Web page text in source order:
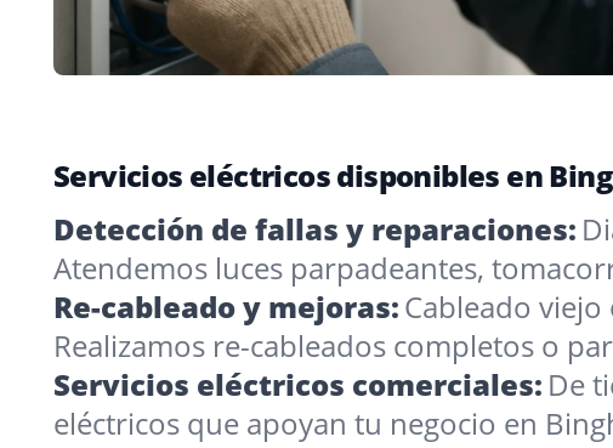
Servicios eléctricos disponibles en
Detección de fallas y reparaciones:
Atendemos luces parpadeantes,
Re-cableado y mejoras:Cableado
Realizamos re-cableados completos o
Servicios eléctricos comerciales: De
eléctricos que apoyan tu negocio en